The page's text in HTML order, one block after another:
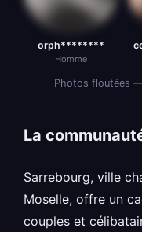
orph********
Homme
Photos floutées
La
Sarrebourg, ville
Moselle, offre un
couples et